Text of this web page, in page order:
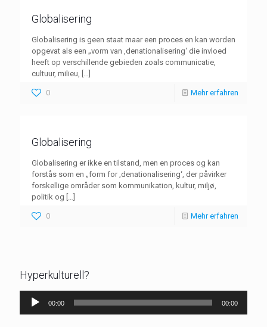
Globalisering
Globalisering is geen staat maar een proces en kan worden
opgevat als een „vorm van ‚denationalisering‘ die invloed
heeft op verschillende gebieden zoals communicatie,
cultuur, milieu, […]
0 Mehr erfahren
Globalisering
Globalisering er ikke en tilstand, men en proces og kan
forstås som en „form for ‚denationalisering‘, der påvirker
forskellige områder som kommunikation, kultur, miljø,
politik og […]
0 Mehr erfahren
Hyperkulturell?
Audio-
Player
00:00 00:00